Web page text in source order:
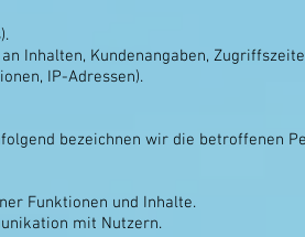
Inhalten, Kundenangaben,
IP-Adressen).
bezeichnen wir die betroffenen
Funktionen und Inhalte.
mit Nutzern.